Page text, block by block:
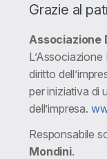
Grazie al
Associazione
diritto
per iniziativa di
dell’impresa.
Responsabile
Mondini.